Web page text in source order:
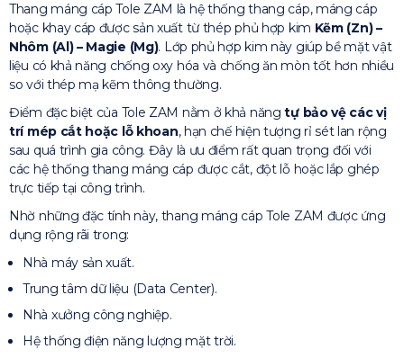
Thang máng cáp Tole ZAM là hệ thống thang cáp, máng cáp
hoặc khay cáp được sản xuất từ thép phủ hợp kim Kẽm (Zn) –
Nhôm (Al) – Magie (Mg). Lớp phủ hợp kim này giúp bề mặt vật
liệu có khả năng chống oxy hóa và chống ăn mòn tốt hơn nhiều
so với thép mạ kẽm thông thường.
Điểm đặc biệt của Tole ZAM nằm ở khả năngtự bảo vệ các vị
trí mép cắt hoặc lỗ khoan, hạn chế hiện tượng rỉ sét lan rộng
sau quá trình gia công. Đây là ưu điểm rất quan trọng đối với
các hệ thống thang máng cáp được cắt, đột lỗ hoặc lắp ghép
trực tiếp tại công trình.
Nhờ những đặc tính này, thang máng cáp Tole ZAM được ứng
dụng rộng rãi trong:
Nhà máy sản xuất.
Trung tâm dữ liệu (Data Center).
Nhà xưởng công nghiệp.
Hệ thống điện năng lượng mặt trời.